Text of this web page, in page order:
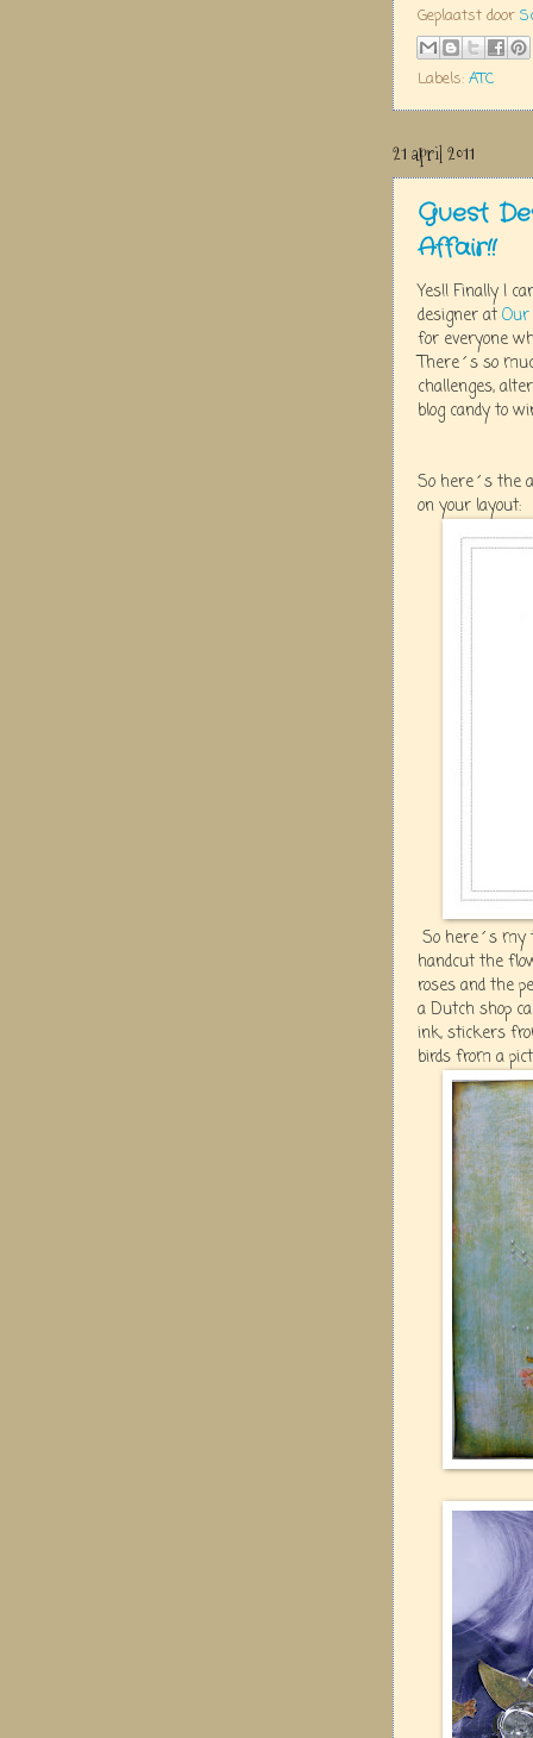
Geplaatst door
Labels: ATC
21 april 2011
Guest
Affair!!
Yes!! Finally I
designer at
for everyone
There´s so
challenges,
blog candy to
So here´s the
on your layout:
So here´s my
handcut the
roses and the
a Dutch shop
ink, stickers
birds from a